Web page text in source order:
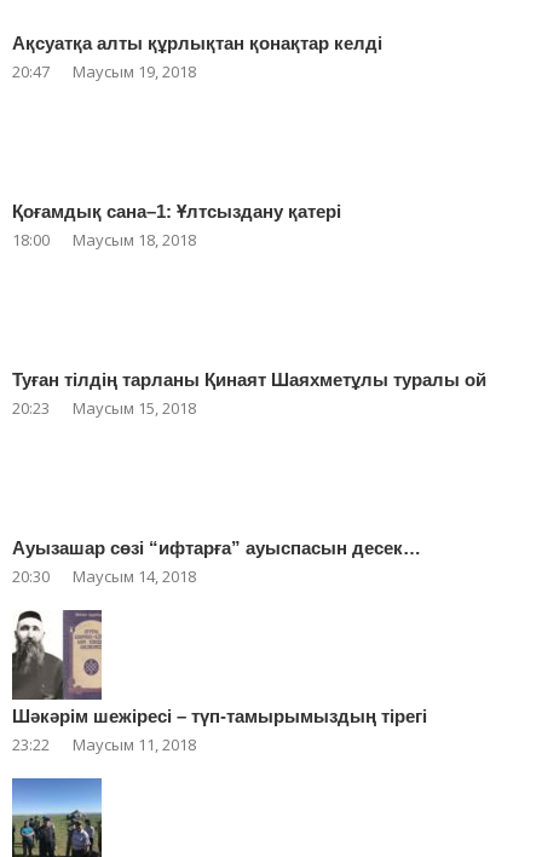
Ақсуатқа алты құрлықтан қонақтар келді
20:47 Маусым 19, 2018
Қоғамдық сана–1: Ұлтсыздану қатері
18:00 Маусым 18, 2018
Туған тілдің тарланы Қинаят Шаяхметұлы туралы ой
20:23 Маусым 15, 2018
Ауызашар сөзі “ифтарға” ауыспасын десек…
20:30 Маусым 14, 2018
Шәкәрім шежіресі – түп-тамырымыздың тірегі
23:22 Маусым 11, 2018